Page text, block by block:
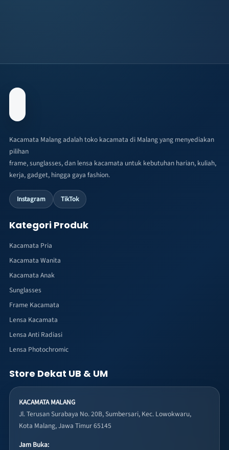
Kacamata Malang adalah toko kacamata di Malang yang menyediakan
pilihan
frame, sunglasses, dan lensa kacamata untuk kebutuhan harian, kuliah,
kerja, gadget, hingga gaya fashion.
Instagram TikTok
Kategori Produk
Kacamata Pria
Kacamata Wanita
Kacamata Anak
Sunglasses
Frame Kacamata
Lensa Kacamata
Lensa Anti Radiasi
Lensa Photochromic
Store Dekat UB & UM
KACAMATA MALANG
Jl. Terusan Surabaya No. 20B, Sumbersari, Kec. Lowokwaru,
Kota Malang, Jawa Timur 65145
Jam Buka: